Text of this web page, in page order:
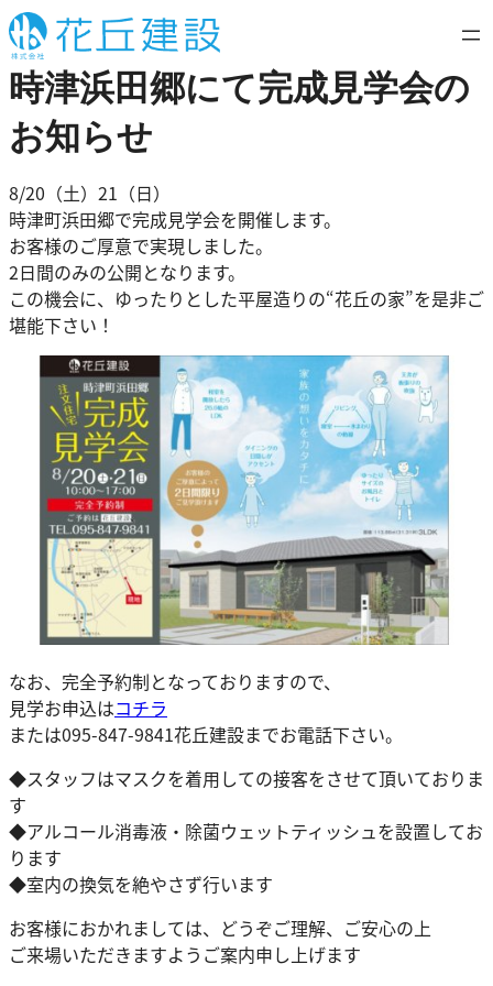
内
容
を
ス
キ
ッ
プ
時津浜田郷にて完成見学会の
お知らせ
8/20（土）21（日）
時津町浜田郷で完成見学会を開催します。
お客様のご厚意で実現しました。
2日間のみの公開となります。
この機会に、ゆったりとした平屋造りの“花丘の家”を是非ご
堪能下さい！
なお、完全予約制となっておりますので、
見学お申込はコチラ
または095-847-9841花丘建設までお電話下さい。
◆スタッフはマスクを着用しての接客をさせて頂いておりま
す
◆アルコール消毒液・除菌ウェットティッシュを設置してお
ります
◆室内の換気を絶やさず行います
お客様におかれましては、どうぞご理解、ご安心の上
ご来場いただきますようご案内申し上げます